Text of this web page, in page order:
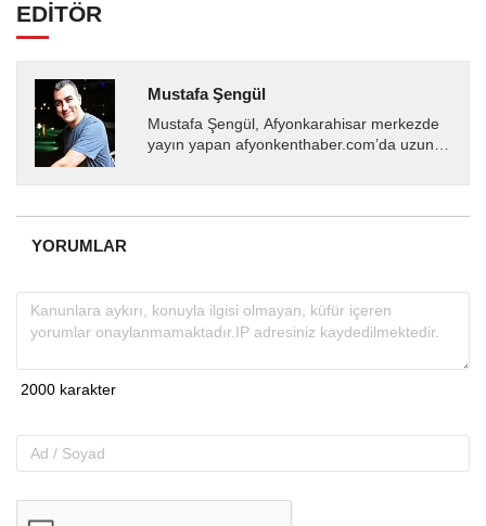
EDİTÖR
Mustafa Şengül
Mustafa Şengül, Afyonkarahisar merkezde
yayın yapan afyonkenthaber.com’da uzun
almakta, haber akışı...
YORUMLAR